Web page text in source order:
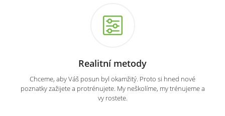
Realitní metody
Chceme, aby Váš posun byl okamžitý. Proto si hned nové
poznatky zažijete a protrénujete. My neškolíme, my trénujeme a
vy rostete.